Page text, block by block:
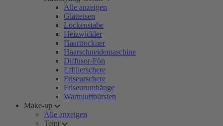
Alle anzeigen
Glätteisen
Lockenstäbe
Heizwickler
Haartrockner
Haarschneidemaschine
Diffusor-Fön
Effilierschere
Friseurschere
Friseurumhänge
Warmluftbürsten
Make-up
Alle anzeigen
Teint